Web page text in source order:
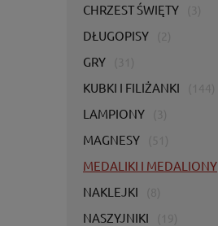
CHRZEST ŚWIĘTY
DŁUGOPISY
GRY
KUBKI I FILIŻANKI
LAMPIONY
MAGNESY
MEDALIKI I MEDALIONY
NAKLEJKI
NASZYJNIKI